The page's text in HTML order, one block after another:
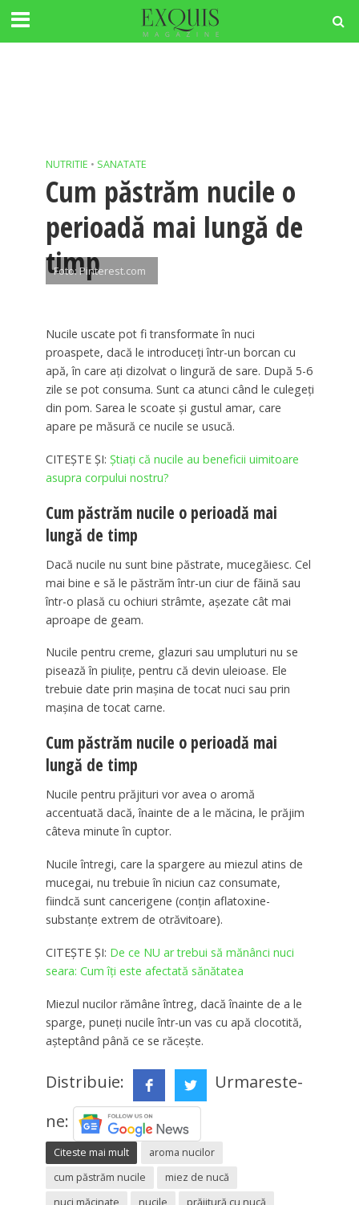
NUTRITIE • SANATATE
Cum păstrăm nucile o
perioadă mai lungă de
timp
Foto: Pinterest.com
Nucile uscate pot fi transformate în nuci
proaspete, dacă le introduceți într-un borcan cu
apă, în care ați dizolvat o lingură de sare. După 5-6
zile se pot consuma. Sunt ca atunci când le culegeți
din pom. Sarea le scoate și gustul amar, care
apare pe măsură ce nucile se usucă.
CITEȘTE ȘI: Știați că nucile au beneficii uimitoare
asupra corpului nostru?
Cum păstrăm nucile o perioadă mai
lungă de timp
Dacă nucile nu sunt bine păstrate, mucegăiesc. Cel
mai bine e să le păstrăm într-un ciur de făină sau
într-o plasă cu ochiuri strâmte, așezate cât mai
aproape de geam.
Nucile pentru creme, glazuri sau umpluturi nu se
pisează în piulițe, pentru că devin uleioase. Ele
trebuie date prin mașina de tocat nuci sau prin
mașina de tocat carne.
Cum păstrăm nucile o perioadă mai
lungă de timp
Nucile pentru prăjituri vor avea o aromă
accentuată dacă, înainte de a le măcina, le prăjim
câteva minute în cuptor.
Nucile întregi, care la spargere au miezul atins de
mucegai, nu trebuie în niciun caz consumate,
fiindcă sunt cancerigene (conțin aflatoxine-
substanțe extrem de otrăvitoare).
CITEȘTE ȘI: De ce NU ar trebui să mănânci nuci
seara: Cum îți este afectată sănătatea
Miezul nucilor rămâne întreg, dacă înainte de a le
sparge, puneți nucile într-un vas cu apă clocotită,
așteptând până ce se răcește.
Distribuie:
Urmareste-
ne:
Citeste mai mult
aroma nucilor
cum păstrăm nucile
miez de nucă
nuci măcinate
nucile prăjitură cu nucă